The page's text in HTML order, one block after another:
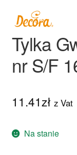
Tylka
nr S/F
11.41zł z Vat
Na stanie